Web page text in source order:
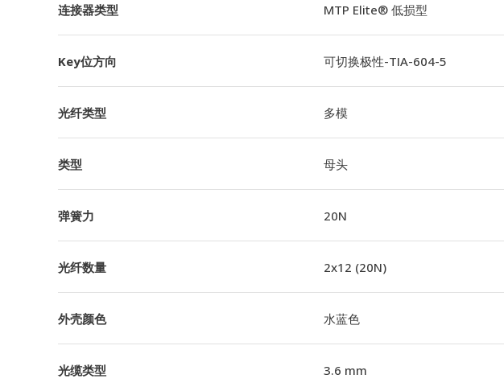
连接器类型 MTP Elite® 低损型
Key位方向 可切换极性-TIA-604-5
光纤类型 多模
类型 母头
弹簧力 20N
光纤数量 2x12 (20N)
外壳颜色 水蓝色
光缆类型 3.6 mm